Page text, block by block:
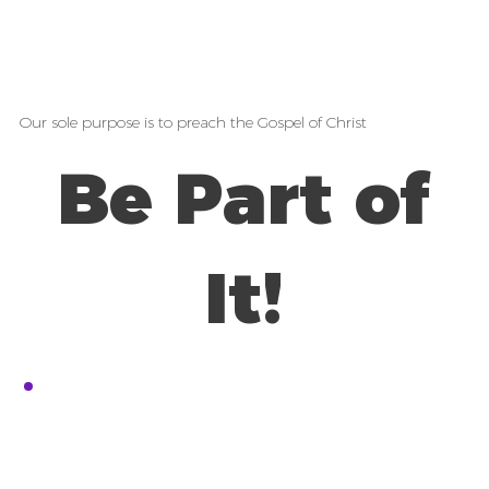
Our sole purpose is to preach the Gospel of Christ
Be Part of
It!